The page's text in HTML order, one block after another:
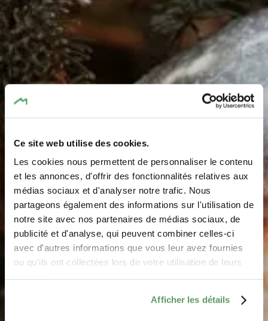
Ce site web utilise des cookies.
Les cookies nous permettent de personnaliser le contenu
et les annonces, d'offrir des fonctionnalités relatives aux
médias sociaux et d'analyser notre trafic. Nous
partageons également des informations sur l'utilisation de
notre site avec nos partenaires de médias sociaux, de
publicité et d'analyse, qui peuvent combiner celles-ci
avec d'autres informations que vous leur avez fournies
ou qu'ils ont collectées lors de votre utilisation de leurs
Afficher les détails
Wintermärkte